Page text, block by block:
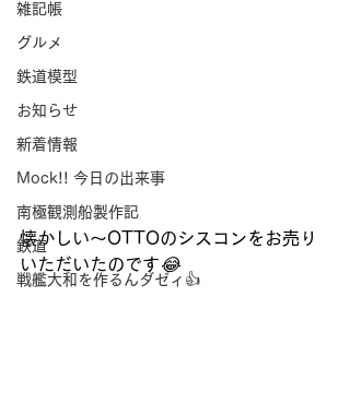
雑記帳
グルメ
鉄道模型
お知らせ
新着情報
Mock!! 今日の出来事
南極観測船製作記
鉄道
戦艦大和を作るんダゼィ👍
懐かしい～OTTOのシスコンをお売り
いただいたのです😂